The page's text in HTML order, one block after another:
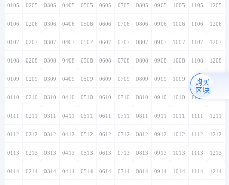
0105 0205 0305 0405 0505 0605 0705 0805 0905 1005 1105 1205
0106 0206 0306 0406 0506 0606 0706 0806 0906 1006 1106 1206
0107 0207 0307 0407 0507 0607 0707 0807 0907 1007 1107 1207
0108 0208 0308 0408 0508 0608 0708 0808 0908 1008 1108 1208
0109 0209 0309 0409 0509 0609 0709 0809 0909 1009 1109
0110 0210 0310 0410 0510 0610 0710 0810 0910 1010 1110
0111 0211 0311 0411 0511 0611 0711 0811 0911 1011 1111 1211
0112 0212 0312 0412 0512 0612 0712 0812 0912 1012 1112 1212
0113 0213 0313 0413 0513 0613 0713 0813 0913 1013 1113 1213
0114 0214 0314 0414 0514 0614 0714 0814 0914 1014 1114 1214
购买
区块